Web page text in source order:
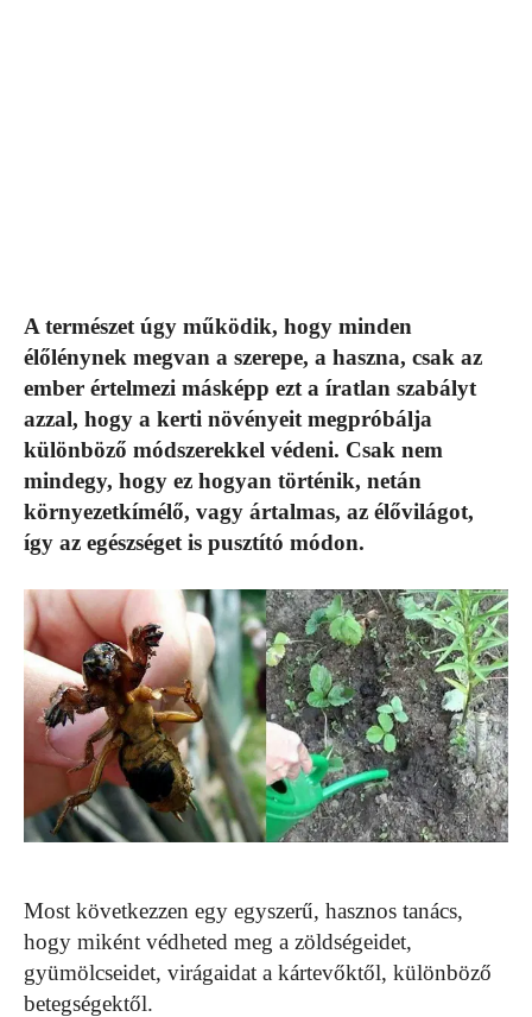
A természet úgy működik, hogy minden
élőlénynek megvan a szerepe, a haszna, csak az
ember értelmezi másképp ezt a íratlan szabályt
azzal, hogy a kerti növényeit megpróbálja
különböző módszerekkel védeni. Csak nem
mindegy, hogy ez hogyan történik, netán
környezetkímélő, vagy ártalmas, az élővilágot,
így az egészséget is pusztító módon.
Most következzen egy egyszerű, hasznos tanács,
hogy miként védheted meg a zöldségeidet,
gyümölcseidet, virágaidat a kártevőktől, különböző
betegségektől.